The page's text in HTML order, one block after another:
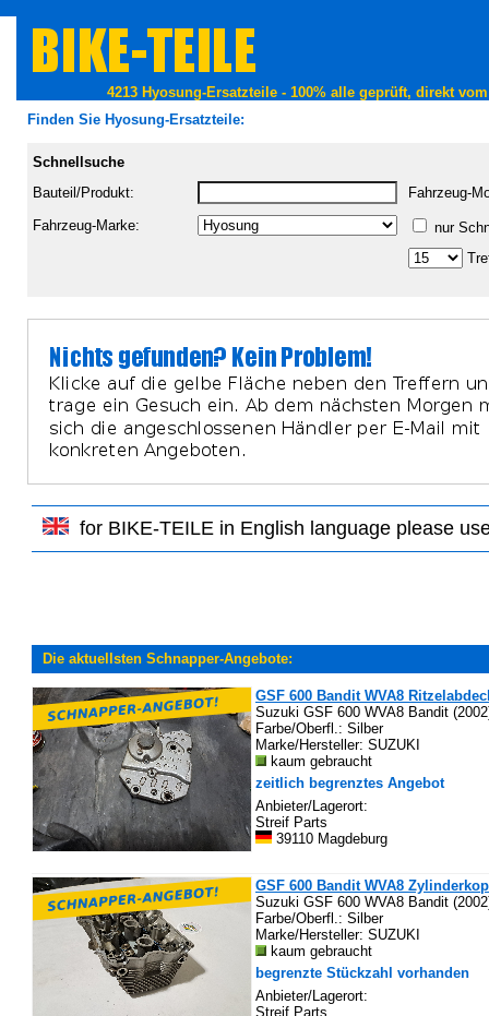
4213 Hyosung-Ersatzteile - 100% alle geprüft, direkt
Finden Sie Hyosung-Ersatzteile:
Schnellsuche
Bauteil/Produkt:
Fahrzeug-
Fahrzeug-Marke:
nur
for BIKE-TEILE in English language please
Die aktuellsten Schnapper-Angebote:
GSF 600 Bandit WVA8
Suzuki GSF 600 WVA8 Bandit
Farbe/Oberfl.: Silber
Marke/Hersteller: SUZUKI
kaum gebraucht
zeitlich begrenztes Angebot
Anbieter/Lagerort:
Streif Parts
39110 Magdeburg
GSF 600 Bandit WVA8
Suzuki GSF 600 WVA8 Bandit
Farbe/Oberfl.: Silber
Marke/Hersteller: SUZUKI
kaum gebraucht
begrenzte Stückzahl vorhanden
Anbieter/Lagerort:
Streif Parts